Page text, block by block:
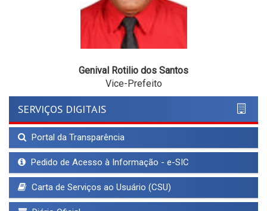
Genival Rotilio dos Santos
Vice-Prefeito
SERVIÇOS DIGITAIS
Portal da Transparência
Pedido de Acesso à Informação - e-SIC
Carta de Serviços ao Usuário (CSU)